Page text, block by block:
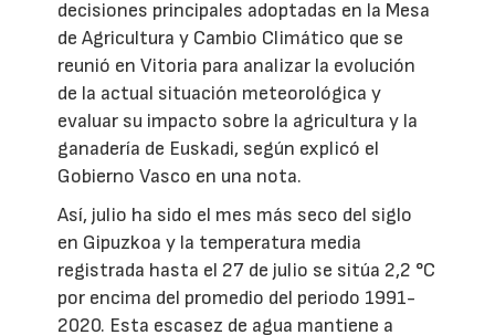
decisiones principales adoptadas en la Mesa
de Agricultura y Cambio Climático que se
reunió en Vitoria para analizar la evolución
de la actual situación meteorológica y
evaluar su impacto sobre la agricultura y la
ganadería de Euskadi, según explicó el
Gobierno Vasco en una nota.
Así, julio ha sido el mes más seco del siglo
en Gipuzkoa y la temperatura media
registrada hasta el 27 de julio se sitúa 2,2 °C
por encima del promedio del periodo 1991-
2020. Esta escasez de agua mantiene a